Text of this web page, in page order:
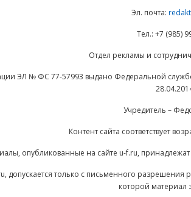
Эл. почта:
Тел.: +7 (985)
Отдел рекламы и
ЭЛ № ФС 77-57993 выдано Федеральной
Учредитель –
Контент сайта соответствует
опубликованные на сайте u-f.ru,
допускается только с письменного
которой материал